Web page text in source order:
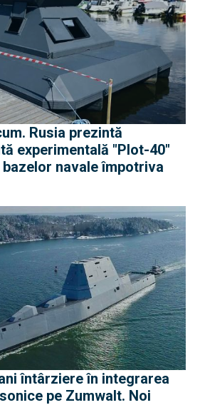
Rusia prezintă
experimentală "Plot-40"
navale împotriva
întârziere în integrarea
pe Zumwalt. Noi